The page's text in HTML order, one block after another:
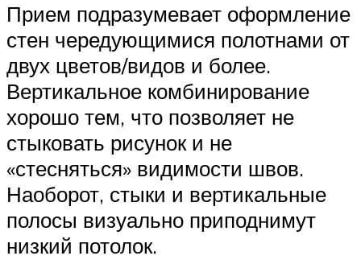
Прием подразумевает оформление
стен чередующимися полотнами от
двух цветов/видов и более.
Вертикальное комбинирование
хорошо тем, что позволяет не
стыковать рисунок и не
«стесняться» видимости швов.
Наоборот, стыки и вертикальные
полосы визуально приподнимут
низкий потолок.